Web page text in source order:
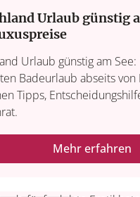
Urlaub günstig
Urlaub günstig am
Badeurlaub abseits von
Tipps,
Mehr erfahren